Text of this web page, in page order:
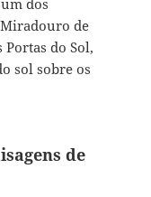
de
do Sol,
sol sobre os
de